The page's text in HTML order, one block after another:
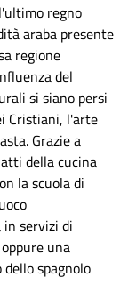
regno
araba presente
regione
del
si siano persi
Cristiani, l'arte
Grazie a
della cucina
la scuola di
servizi di
una
spagnolo